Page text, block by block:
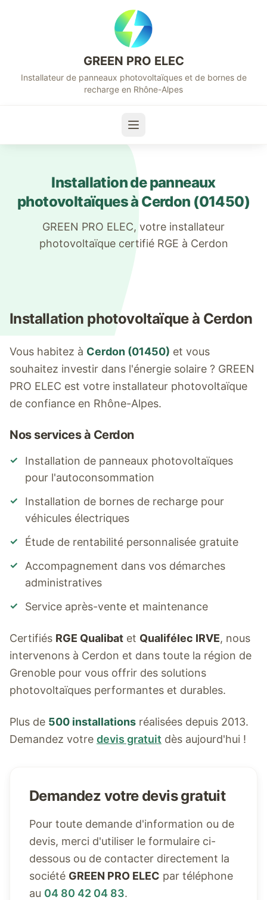
GREEN PRO ELEC
Installateur de panneaux photovoltaïques et de bornes de
recharge en Rhône-Alpes
Installation de panneaux
photovoltaïques à Cerdon (01450)
GREEN PRO ELEC, votre installateur
photovoltaïque certifié RGE à Cerdon
Installation photovoltaïque à Cerdon
Vous habitez à Cerdon (01450) et vous
souhaitez investir dans l'énergie solaire ? GREEN
PRO ELEC est votre installateur photovoltaïque
de confiance en Rhône-Alpes.
Nos services à Cerdon
✓
Installation de panneaux photovoltaïques
pour l'autoconsommation
✓
Installation de bornes de recharge pour
véhicules électriques
✓ Étude de rentabilité personnalisée gratuite
✓
Accompagnement dans vos démarches
administratives
✓ Service après-vente et maintenance
Certifiés RGE Qualibat et Qualifélec IRVE, nous
intervenons à Cerdon et dans toute la région de
Grenoble pour vous offrir des solutions
photovoltaïques performantes et durables.
Plus de 500 installations réalisées depuis 2013.
Demandez votre devis gratuit dès aujourd'hui !
Demandez votre devis gratuit
Pour toute demande d'information ou de
devis, merci d'utiliser le formulaire ci-
dessous ou de contacter directement la
société GREEN PRO ELEC par téléphone
au 04 80 42 04 83.